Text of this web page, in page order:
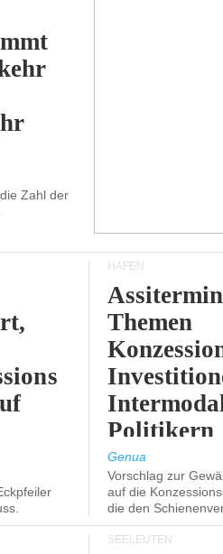
Zahl der
HÄFEN
Themen
Politikern
Genua
Vorschlag zur
auf die
die den
SEELEUTEN